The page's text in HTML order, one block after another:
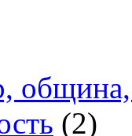
(2)